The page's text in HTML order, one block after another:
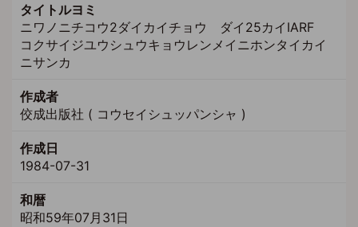
タイトルヨミ
ニワノニチコウ2ダイカイチョウ ダイ25カイIARF
コクサイジユウシュウキョウレンメイニホンタイカイ
ニサンカ
作成者
佼成出版社 ( コウセイシュッパンシャ )
作成日
1984-07-31
和暦
昭和59年07月31日